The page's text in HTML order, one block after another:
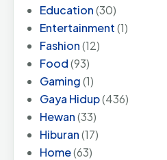
Education(30)
Entertainment(1)
Fashion(12)
Food(93)
Gaming(1)
Gaya Hidup(436)
Hewan(33)
Hiburan(17)
Home(63)